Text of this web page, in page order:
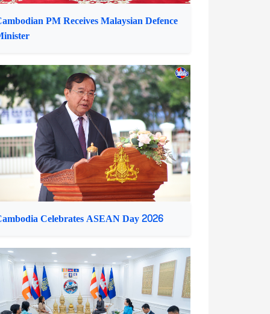
Celebrates ASEAN Day 2026
Minister Receives ADB Country